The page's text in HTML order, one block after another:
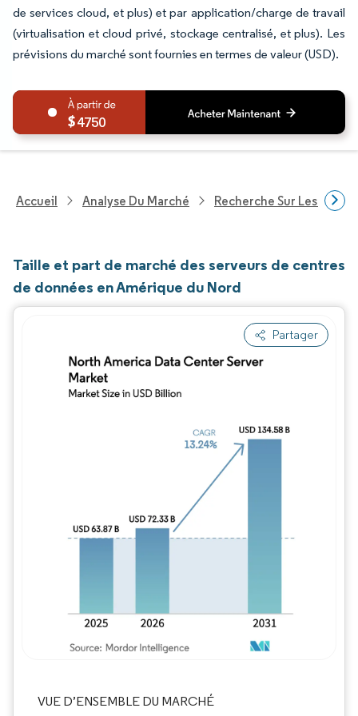
de services cloud, et plus) et par application/charge de travail
(virtualisation et cloud privé, stockage centralisé, et plus). Les
prévisions du marché sont fournies en termes de valeur (USD).
4750
Accueil Analyse Du Marché Recherche Sur Les
Taille et part de marché des serveurs de centres
de données en Amérique du Nord
Partager
VUE D’ENSEMBLE DU MARCHÉ
Image © Mordor Intelligence. La